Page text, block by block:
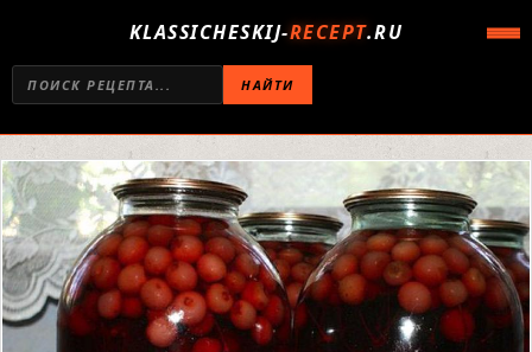
KLASSICHESKIJ-RECEPT.RU
НАЙТИ